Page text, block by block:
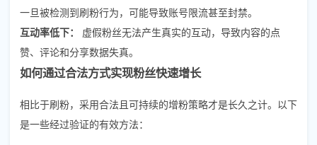
一旦被检测到刷粉行为，可能导致账号限流甚至封禁。
互动率低下：
虚假粉丝无法产生真实的互动，导致内容的点
赞、评论和分享数据失真。
如何通过合法方式实现粉丝快速增长
相比于刷粉，采用合法且可持续的增粉策略才是长久之计。以下
是一些经过验证的有效方法：